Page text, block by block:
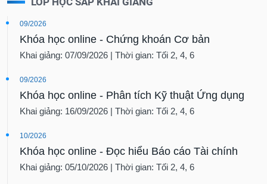
09/2026
Khóa học online - Chứng khoán Cơ bản
Khai giảng: 07/09/2026 | Thời gian: Tối 2, 4, 6
09/2026
Khóa học online - Phân tích Kỹ thuật Ứng dụng
Khai giảng: 16/09/2026 | Thời gian: Tối 2, 4, 6
10/2026
Khóa học online - Đọc hiểu Báo cáo Tài chính
Khai giảng: 05/10/2026 | Thời gian: Tối 2, 4, 6